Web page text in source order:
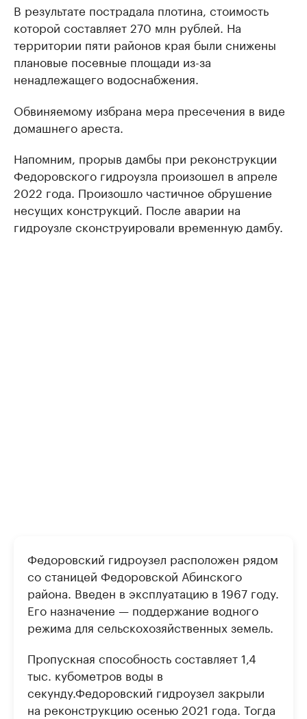
В результате пострадала плотина, стоимость
которой составляет 270 млн рублей. На
территории пяти районов края были снижены
плановые посевные площади из-за
ненадлежащего водоснабжения.
Обвиняемому избрана мера пресечения в виде
домашнего ареста.
Напомним, прорыв дамбы при реконструкции
Федоровского гидроузла произошел в апреле
2022 года. Произошло частичное обрушение
несущих конструкций. После аварии на
гидроузле сконструировали временную дамбу.
Федоровский гидроузел расположен рядом
со станицей Федоровской Абинского
района. Введен в эксплуатацию в 1967 году.
Его назначение — поддержание водного
режима для сельскохозяйственных земель.
Пропускная способность составляет 1,4
тыс. кубометров воды в
секунду.Федоровский гидроузел закрыли
на реконструкцию осенью 2021 года. Тогда